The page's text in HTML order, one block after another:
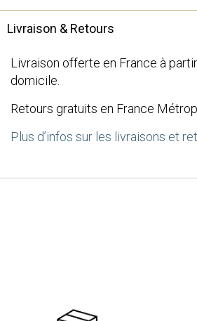
Livraison & Retours
Livraison offerte en France à
domicile.
Retours gratuits en France
Plus d’infos sur les livraisons et